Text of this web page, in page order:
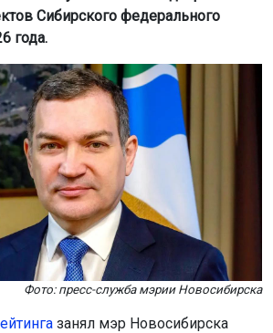
Сибирского федерального
года.
Фото: пресс-служба мэрии Новосибирска
занял мэр Новосибирска